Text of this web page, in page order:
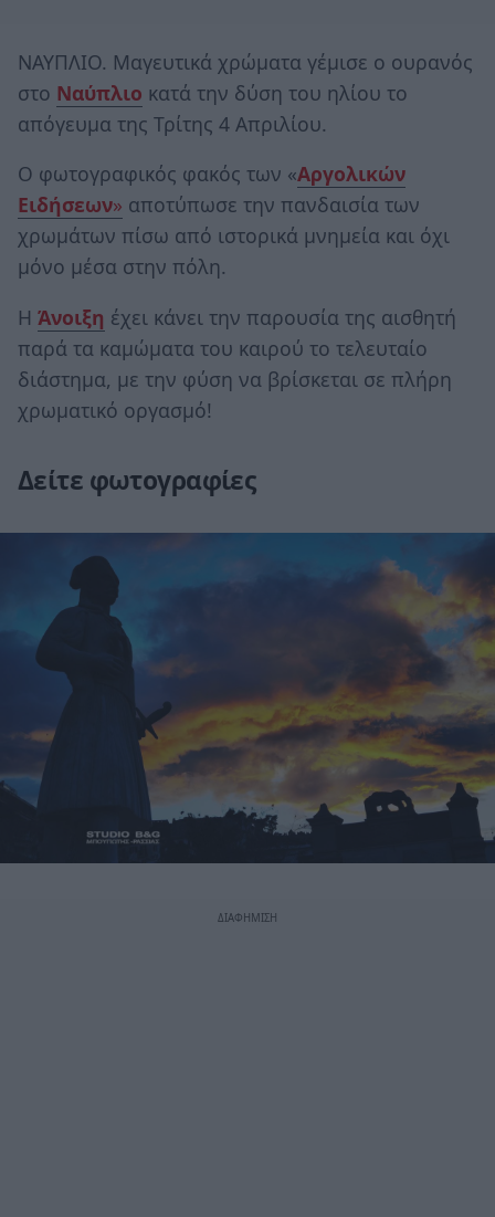
ΝΑΥΠΛΙΟ. Μαγευτικά χρώματα γέμισε ο ουρανός
στο Ναύπλιο κατά την δύση του ηλίου το
απόγευμα της Τρίτης 4 Απριλίου.
Ο φωτογραφικός φακός των «Αργολικών
Ειδήσεων» αποτύπωσε την πανδαισία των
χρωμάτων πίσω από ιστορικά μνημεία και όχι
μόνο μέσα στην πόλη.
Η Άνοιξη έχει κάνει την παρουσία της αισθητή
παρά τα καμώματα του καιρού το τελευταίο
διάστημα, με την φύση να βρίσκεται σε πλήρη
χρωματικό οργασμό!
Δείτε φωτογραφίες